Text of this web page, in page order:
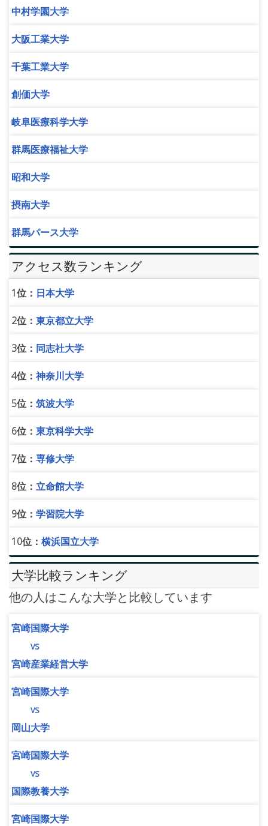
中村学園大学
大阪工業大学
千葉工業大学
創価大学
岐阜医療科学大学
群馬医療福祉大学
昭和大学
摂南大学
群馬パース大学
アクセス数ランキング
1位： 日本大学
2位： 東京都立大学
3位： 同志社大学
4位： 神奈川大学
5位： 筑波大学
6位： 東京科学大学
7位： 専修大学
8位： 立命館大学
9位： 学習院大学
10位： 横浜国立大学
大学比較ランキング
他の人はこんな大学と比較しています
宮崎国際大学
vs
宮崎産業経営大学
宮崎国際大学
vs
岡山大学
宮崎国際大学
vs
国際教養大学
宮崎国際大学